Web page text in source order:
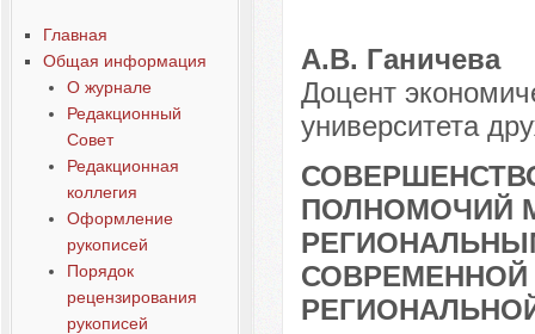
Главная
Общая информация
О журнале
Редакционный
Совет
Редакционная
коллегия
Оформление
рукописей
Порядок
рецензирования
рукописей
А.В. Ганичева
Доцент
университета
ПОЛНОМОЧИЙ